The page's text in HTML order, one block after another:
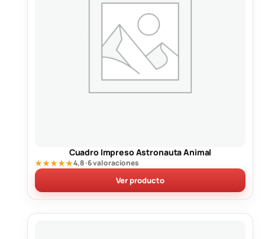
Cuadro Impreso Astronauta Animal
★★★★★4,8 · 6 valoraciones
Ver producto